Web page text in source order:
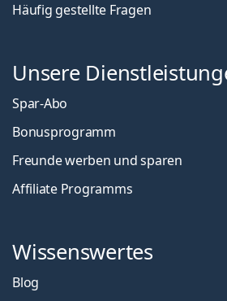
Häufig gestellte Fragen
Unsere
Spar-Abo
Bonusprogramm
Freunde werben und sparen
Affiliate Programms
Wissenswertes
Blog